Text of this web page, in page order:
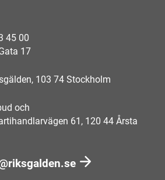
45 00
17
103 74 Stockholm
och
61, 120 44 Årsta